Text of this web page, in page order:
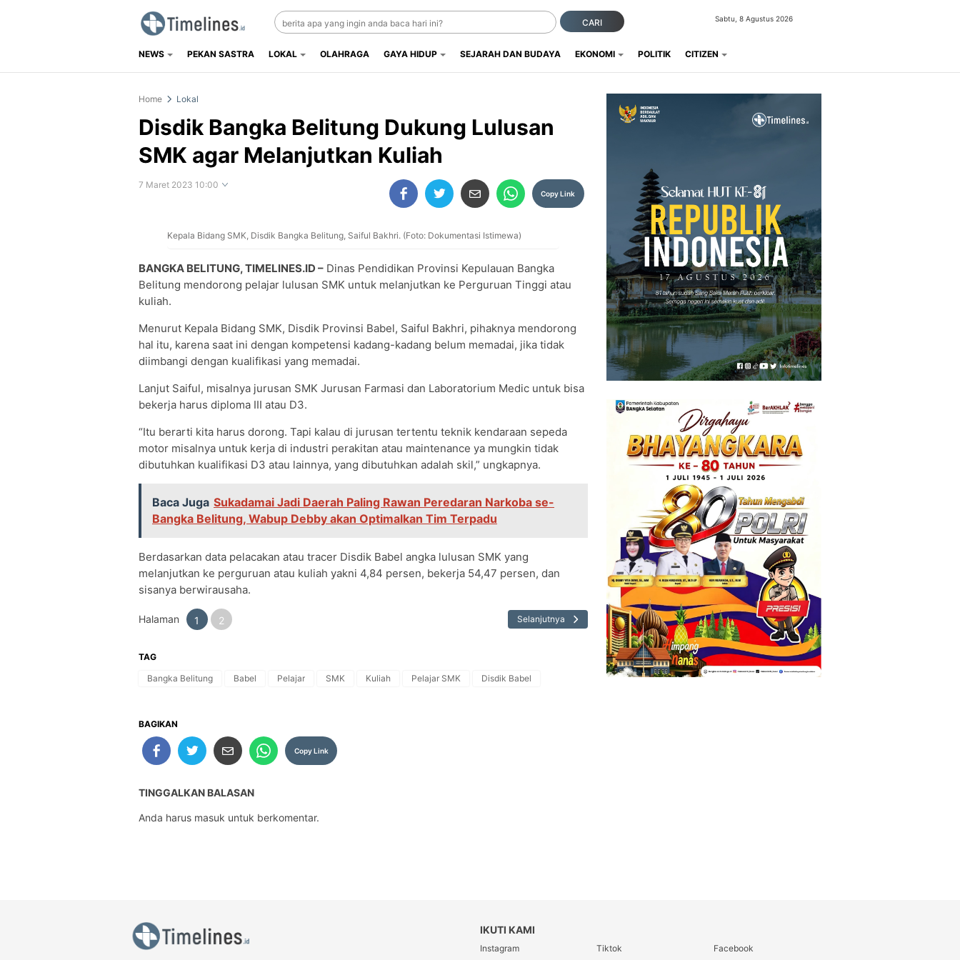
Timelines.id
Media Literasi, Sejarah & Budaya
CARI Sabtu, 8 Agustus 2026
NEWS PEKAN SASTRA LOKAL OLAHRAGA GAYA HIDUP SEJARAH DAN BUDAYA EKONOMI POLITIK CITIZEN
Home Lokal
Disdik Bangka Belitung Dukung Lulusan
SMK agar Melanjutkan Kuliah
7 Maret 2023 10:00
Copy Link
Perbesar
Kepala Bidang SMK, Disdik Bangka Belitung, Saiful Bakhri. (Foto: Dokumentasi Istimewa)
BANGKA BELITUNG, TIMELINES.ID – Dinas Pendidikan Provinsi Kepulauan Bangka
Belitung mendorong pelajar lulusan SMK untuk melanjutkan ke Perguruan Tinggi atau
kuliah.
Menurut Kepala Bidang SMK, Disdik Provinsi Babel, Saiful Bakhri, pihaknya mendorong
hal itu, karena saat ini dengan kompetensi kadang-kadang belum memadai, jika tidak
diimbangi dengan kualifikasi yang memadai.
Lanjut Saiful, misalnya jurusan SMK Jurusan Farmasi dan Laboratorium Medic untuk bisa
bekerja harus diploma III atau D3.
“Itu berarti kita harus dorong. Tapi kalau di jurusan tertentu teknik kendaraan sepeda
motor misalnya untuk kerja di industri perakitan atau maintenance ya mungkin tidak
dibutuhkan kualifikasi D3 atau lainnya, yang dibutuhkan adalah skil,” ungkapnya.
Baca Juga Sukadamai Jadi Daerah Paling Rawan Peredaran Narkoba se-
Bangka Belitung, Wabup Debby akan Optimalkan Tim Terpadu
Berdasarkan data pelacakan atau tracer Disdik Babel angka lulusan SMK yang
melanjutkan ke perguruan atau kuliah yakni 4,84 persen, bekerja 54,47 persen, dan
sisanya berwirausaha.
Halaman 1 2 Selanjutnya
TAG
Bangka Belitung
Babel Pelajar SMK Kuliah Pelajar SMK Disdik Babel
BAGIKAN
Copy Link
TINGGALKAN BALASAN
Anda harus masuk untuk berkomentar.
IKUTI KAMI
Instagram Tiktok Facebook